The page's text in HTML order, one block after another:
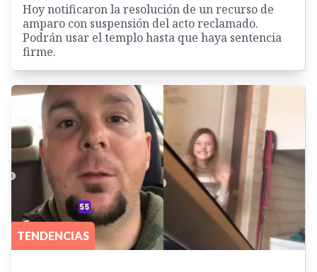
Hoy notificaron la resolución de un recurso de
amparo con suspensión del acto reclamado.
Podrán usar el templo hasta que haya sentencia
firme.
TENDENCIAS